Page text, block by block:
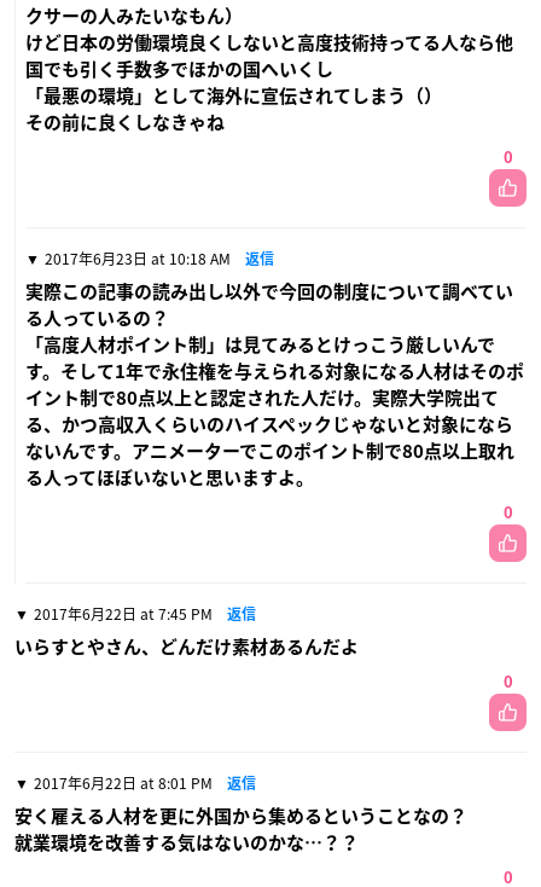
クサーの人みたいなもん）
けど日本の労働環境良くしないと高度技術持ってる人なら他
国でも引く手数多でほかの国へいくし
「最悪の環境」として海外に宣伝されてしまう（）
その前に良くしなきゃね
0
2017年6月23日 at 10:18 AM 返信
実際この記事の読み出し以外で今回の制度について調べてい
る人っているの？
「高度人材ポイント制」は見てみるとけっこう厳しいんで
す。そして1年で永住権を与えられる対象になる人材はそのポ
イント制で80点以上と認定された人だけ。実際大学院出て
る、かつ高収入くらいのハイスペックじゃないと対象になら
ないんです。アニメーターでこのポイント制で80点以上取れ
る人ってほぼいないと思いますよ。
0
2017年6月22日 at 7:45 PM 返信
いらすとやさん、どんだけ素材あるんだよ
0
2017年6月22日 at 8:01 PM 返信
安く雇える人材を更に外国から集めるということなの？
就業環境を改善する気はないのかな…？？
0